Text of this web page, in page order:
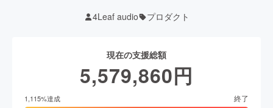
4Leaf audio プロダクト
現在の支援総額
5,579,860円
1,115%達成 終了